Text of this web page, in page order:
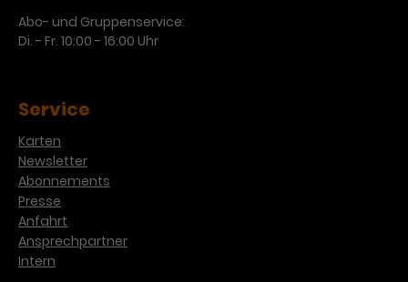
Abo- und Gruppenservice:
Di. - Fr. 10:00 - 16:00 Uhr
Service
Karten
Newsletter
Abonnements
Presse
Anfahrt
Ansprechpartner
Intern